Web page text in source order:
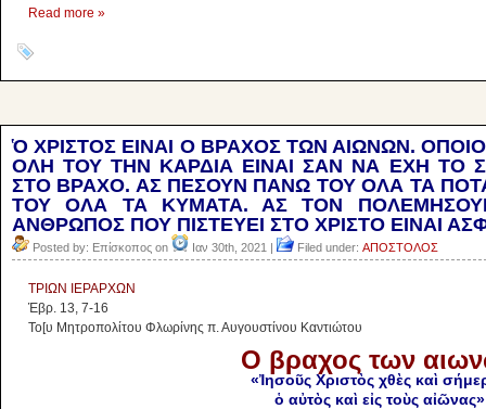
Read more »
Ὁ ΧΡΙΣΤΟΣ ΕΙΝΑΙ Ο ΒΡΑΧΟΣ ΤΩΝ ΑΙΩΝΩΝ.
ΟΛΗ ΤΟΥ ΤΗΝ ΚΑΡΔΙΑ ΕΙΝΑΙ ΣΑΝ ΝΑ ΕΧΗ ΤΟ
ΣΤΟ ΒΡΑΧΟ. ΑΣ ΠΕΣΟΥΝ ΠΑΝΩ ΤΟΥ ΟΛΑ ΤΑ
ΤΟΥ ΟΛΑ ΤΑ ΚΥΜΑΤΑ. ΑΣ ΤΟΝ
ΑΝΘΡΩΠΟΣ ΠΟΥ ΠΙΣΤΕΥΕΙ ΣΤΟ ΧΡΙΣΤΟ ΕΙΝΑΙ
Posted by: Επίσκοπος on Ιαν 30th, 2021 | Filed under: ΑΠΟΣΤΟΛΟΣ
ΤΡΙΩΝ ΙΕΡΑΡΧΩΝ
Ἑβρ. 13, 7-16
Το[υ Μητροπολίτου Φλωρίνης π. Αυγουστίνου Καντιώτου
Ο βραχος των
«Ἰησοῦς Χριστὸς χθὲς καὶ
ὁ αὐτὸς καὶ εἰς τοὺς αἰῶνας»